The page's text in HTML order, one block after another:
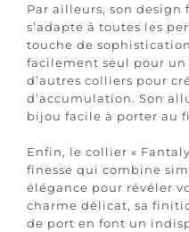
Par ailleurs, son
s’adapte à toutes les
touche de
facilement seul pour un
d’autres colliers pour
d’accumulation. Son
bijou facile à porter au
Enfin, le collier «
finesse qui combine
élégance pour révéler
charme délicat, sa
de port en font un